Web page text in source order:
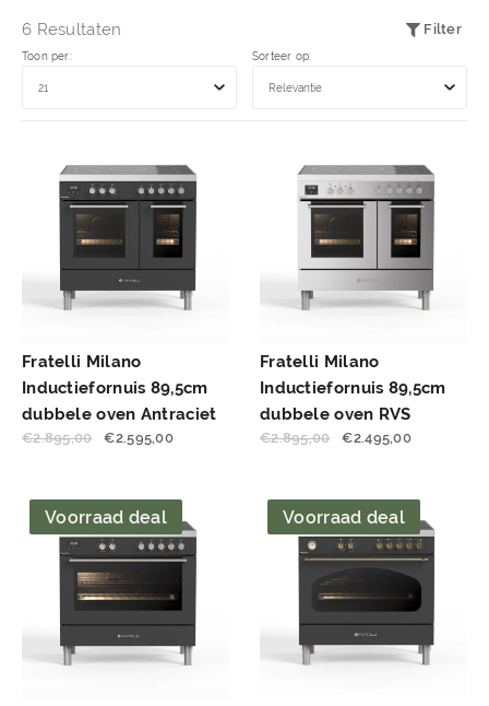
6 Resultaten Filter
Toon per: Sorteer op:
Fratelli Milano
Inductiefornuis 89,5cm
dubbele oven Antraciet
€2.895,00 €2.595,00
Fratelli Milano
Inductiefornuis 89,5cm
dubbele oven RVS
€2.895,00 €2.495,00
Voorraad deal Voorraad deal